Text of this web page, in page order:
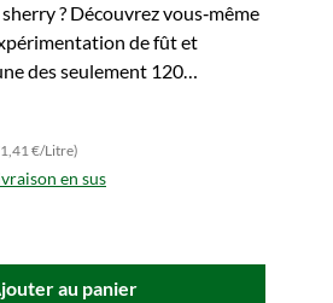
? Découvrez vous‑même
de fût et
des seulement 120
€/Litre)
en sus
au panier